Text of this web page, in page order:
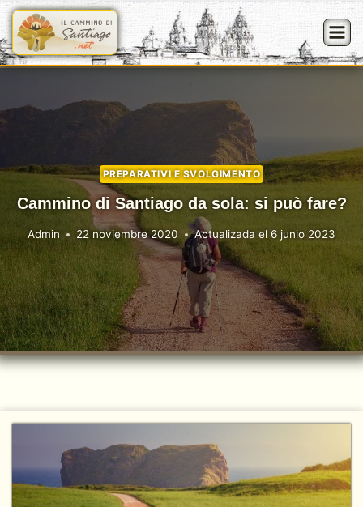
Saltar
al
contenido
PREPARATIVI E SVOLGIMENTO
Cammino di Santiago da sola: si può fare?
Admin 22 noviembre 2020 Actualizada el 6 junio 2023